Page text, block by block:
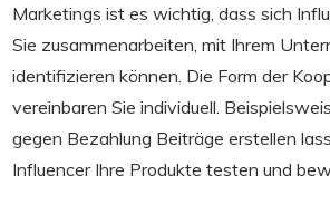
Marketings ist es wichtig, dass sich
Sie zusammenarbeiten, mit Ihrem
identifizieren können. Die Form der
vereinbaren Sie individuell.
gegen Bezahlung Beiträge erstellen
Influencer Ihre Produkte testen und